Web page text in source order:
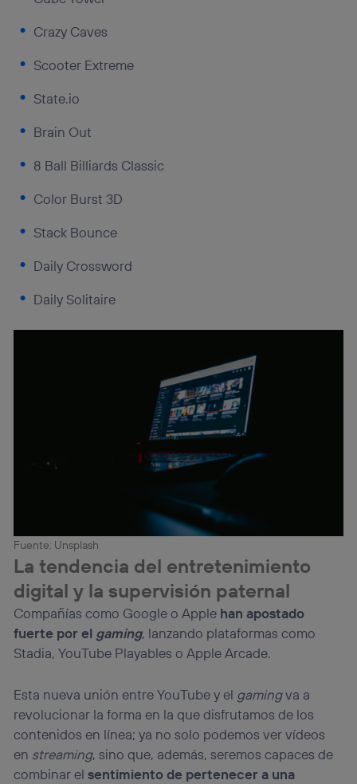
Crazy Caves
Scooter Extreme
State.io
Brain Out
8 Ball Billiards Classic
Color Burst 3D
Stack Bounce
Daily Crossword
Daily Solitaire
Fuente: Unsplash
La tendencia del entretenimiento
digital y la supervisión paternal
Compañías como Google o Apple han apostado
fuerte por el gaming, lanzando plataformas como
Stadia, YouTube Playables o Apple Arcade.
Esta nueva unión entre YouTube y el gamingva a
revolucionar la forma en la que disfrutamos de los
contenidos en línea; ya no solo podemos ver vídeos
en streaming, sino que, además, seremos capaces de
combinar elsentimiento de pertenecer a una